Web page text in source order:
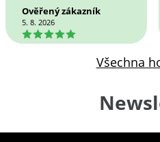
Ověřený zákazník
5. 8. 2026
5
Všechna